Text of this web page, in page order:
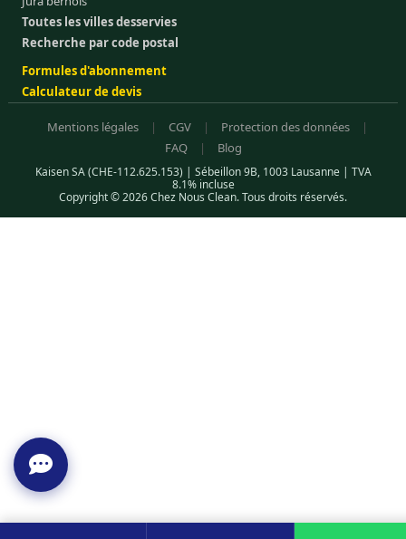
Toutes les villes desservies
Recherche par code postal
Formules d'abonnement
Calculateur de devis
Mentions légales | CGV | Protection des données
|
FAQ
| Blog
Kaisen SA (CHE-112.625.153) | Sébeillon 9B, 1003 Lausanne | TVA
8.1% incluse
Copyright © 2026 Chez Nous Clean. Tous droits réservés.